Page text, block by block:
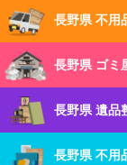
長野県 不用
長野県 ゴミ
長野県 遺品
長野県 不用